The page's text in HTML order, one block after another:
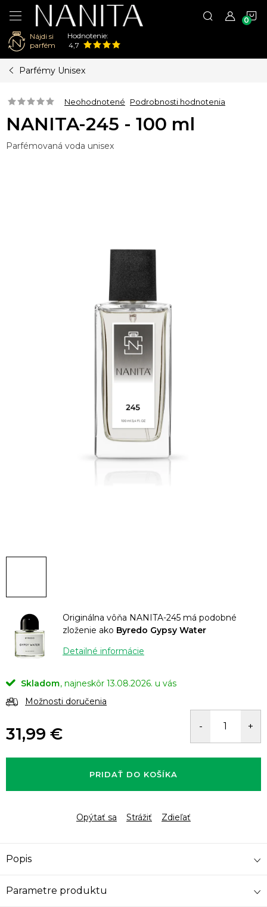
Nájdi si
parfém
Hodnotenie:
4,7
Parfémy Unisex
Neohodnotené Podrobnosti hodnotenia
NANITA-245 - 100 ml
Parfémovaná voda unisex
Originálna vôňa NANITA-245 má podobné
zloženie ako Byredo Gypsy Water
Detailné informácie
Skladom
13.08.2026.
Možnosti doručenia
31,99 €
cena:
PRIDAŤ DO KOŠÍKA
Opýtať sa Strážiť Zdieľať
Popis
Parametre produktu